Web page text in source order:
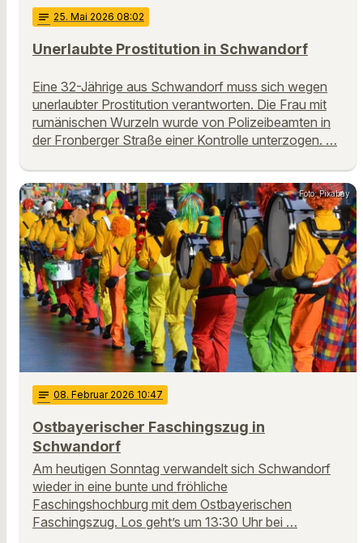
notes 25. Mai 2026 08:02
Unerlaubte Prostitution in Schwandorf
Eine 32-Jährige aus Schwandorf muss sich wegen
unerlaubter Prostitution verantworten. Die Frau mit
rumänischen Wurzeln wurde von Polizeibeamten in
der Fronberger Straße einer Kontrolle unterzogen. …
Foto: Pixabay
notes 08. Februar 2026 10:47
Ostbayerischer Faschingszug in
Schwandorf
Am heutigen Sonntag verwandelt sich Schwandorf
wieder in eine bunte und fröhliche
Faschingshochburg mit dem Ostbayerischen
Faschingszug. Los geht’s um 13:30 Uhr bei …